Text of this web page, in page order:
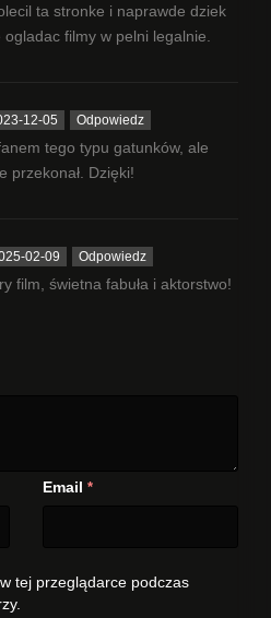
ta stronke i naprawde dziek
ogladac filmy w pelni legalnie.
12-05 Odpowiedz
tego typu gatunków, ale
przekonał. Dzięki!
02-09 Odpowiedz
film, świetna fabuła i aktorstwo!
Email *
tej przeglądarce podczas